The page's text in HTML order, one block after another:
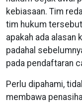
kebiasaan. Tim
tim hukum
apakah ada alasan
padahal
pada pendaftaran
Perlu dipahami,
membawa